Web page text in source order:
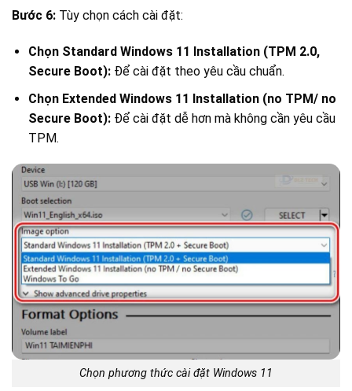
Bước 6: Tùy chọn cách cài đặt:
Chọn Standard Windows 11 Installation (TPM 2.0,
Secure Boot):Để cài đặt theo yêu cầu chuẩn.
Chọn Extended Windows 11 Installation (no TPM/ no
Secure Boot):Để cài đặt dễ hơn mà không cần yêu cầu
TPM.
Chọn phương thức cài đặt Windows 11